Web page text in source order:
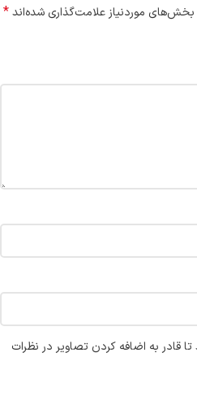
بخش‌های موردنیاز علامت‌گذاری شده‌اند*
قادر به اضافه کردن تصاویر در نظرات